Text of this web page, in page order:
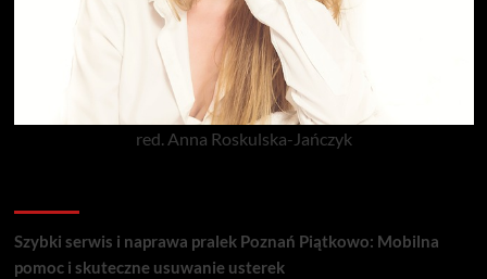
red. Anna Roskulska-Jańczyk
Szybki serwis i naprawa pralek Poznań Piątkowo: Mobilna
pomoc i skuteczne usuwanie usterek